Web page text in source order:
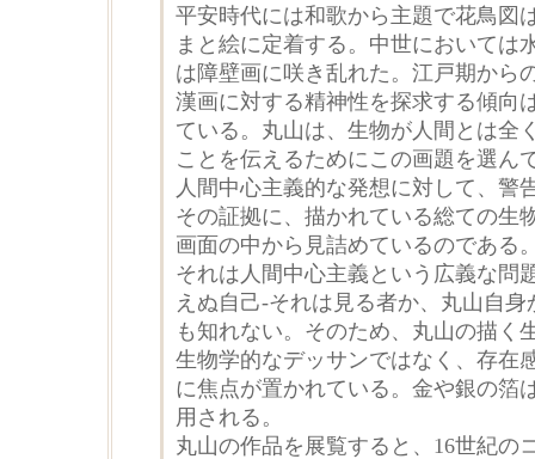
平安時代には和歌から主題で花鳥図
まと絵に定着する。中世においては
は障壁画に咲き乱れた。江戸期から
漢画に対する精神性を探求する傾向
ている。丸山は、生物が人間とは全
ことを伝えるためにこの画題を選ん
人間中心主義的な発想に対して、警
その証拠に、描かれている総ての生
画面の中から見詰めているのである
それは人間中心主義という広義な問
えぬ自己-それは見る者か、丸山自
も知れない。そのため、丸山の描く
生物学的なデッサンではなく、存在
に焦点が置かれている。金や銀の箔
用される。
丸山の作品を展覧すると、16世紀の